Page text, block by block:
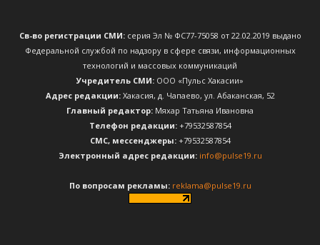
Св-во регистрации СМИ:серия Эл № ФС77-75058 от 22.02.2019 выдано
Федеральной службой по надзору в сфере связи, информационных
технологий и массовых коммуникаций
Учредитель СМИ: ООО «Пульс Хакасии»
Адрес редакции:Хакасия, д. Чапаево, ул. Абаканская, 52
Главный редактор: Мяхар Татьяна Ивановна
Телефон редакции:+79532587854
CМС, мессенджеры:+79532587854
Электронный адрес редакции: info@pulse19.ru
По вопросам рекламы: reklama@pulse19.ru